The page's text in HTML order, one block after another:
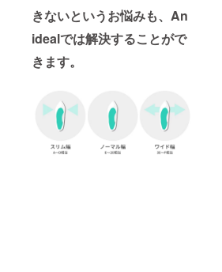
きないというお悩みも、An
idealでは解決することがで
きます。